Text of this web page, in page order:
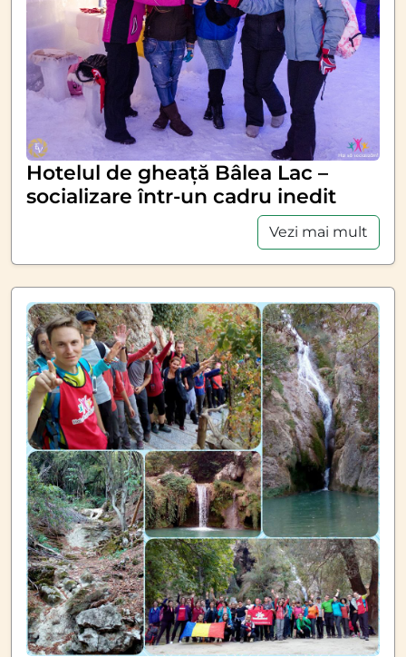
Hotelul de gheață Bâlea Lac –
socializare într-un cadru inedit
Vezi mai mult